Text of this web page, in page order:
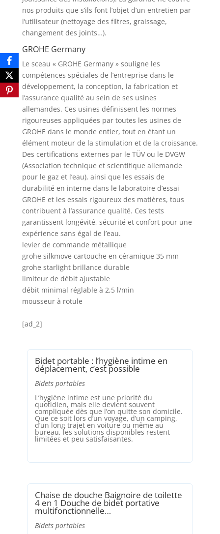
nos produits que s’ils font l’objet d’un entretien par
l’utilisateur (nettoyage des filtres, graissage,
changement des joints…).
GROHE Germany
Le sceau « GROHE Germany » souligne les
compétences spéciales de l’entreprise dans le
développement, la conception, la fabrication et
l’assurance qualité au sein de ses usines
allemandes. Ces usines définissent les normes
rigoureuses appliquées par toutes les usines de
GROHE dans le monde entier, tout en étant un
élément moteur de la stimulation et de la croissance.
Des certifications externes par le TÜV ou le DVGW
(Association technique et scientifique allemande
pour le gaz et l’eau), ainsi que les essais de
durabilité en interne dans le laboratoire d’essai
GROHE et les essais rigoureux des matières, tous
contribuent à l’assurance qualité. Ces tests
garantissent longévité, sécurité et confort pour une
expérience sans égal de l’eau.
levier de commande métallique
grohe silkmove cartouche en céramique 35 mm
grohe starlight brillance durable
limiteur de débit ajustable
débit minimal réglable à 2,5 l/min
mousseur à rotule
[ad_2]
Bidet portable : l’hygiène intime en
déplacement, c’est possible
Bidets portables
L’hygiène intime est une priorité du
quotidien, mais elle devient souvent
compliquée dès que l’on quitte son domicile.
Que ce soit lors d’un voyage, d’un camping,
d’un long trajet en voiture ou même au
bureau, les solutions disponibles restent
limitées et peu satisfaisantes.
Chaise de douche Baignoire de toilette
4 en 1 Douche de bidet portative
multifonctionnelle…
Bidets portables